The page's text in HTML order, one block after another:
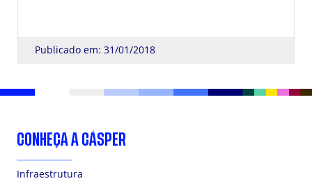
Publicado em: 31/01/2018
CONHEÇA A CÁSPER
Infraestrutura